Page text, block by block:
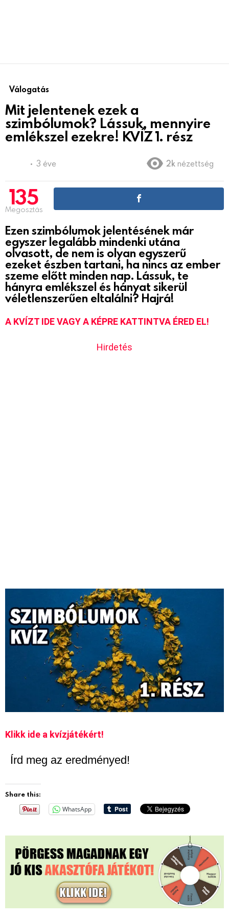
Válogatás
Mit jelentenek ezek a
szimbólumok? Lássuk, mennyire
emlékszel ezekre! KVÍZ 1. rész
3 éve 2k nézettség
135
Megosztás
Ezen szimbólumok jelentésének már
egyszer legalább mindenki utána
olvasott, de nem is olyan egyszerű
ezeket észben tartani, ha nincs az ember
szeme előtt minden nap. Lássuk, te
hányra emlékszel és hányat sikerül
véletlenszerűen eltalálni? Hajrá!
A KVÍZT IDE VAGY A KÉPRE KATTINTVA ÉRED EL!
Hirdetés
Klikk ide a kvízjátékért!
Írd meg az eredményed!
Share this:
WhatsApp